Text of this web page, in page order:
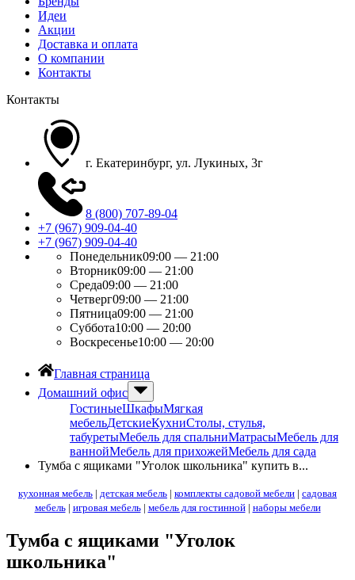
Идеи
Акции
Доставка и оплата
О компании
Контакты
Контакты
г. Екатеринбург, ул. Лукиных, 3г
8 (800) 707-89-04
+7 (967) 909-04-40
+7 (967) 909-04-40
Понедельник09:00 — 21:00
Вторник09:00 — 21:00
Среда09:00 — 21:00
Четверг09:00 — 21:00
Пятница09:00 — 21:00
Суббота10:00 — 20:00
Воскресенье10:00 — 20:00
Главная страница
Домашний офис
ГостиныеШкафыМягкая
мебельДетскиеКухниСтолы, стулья,
табуретыМебель для спальниМатрасыМебель для
ваннойМебель для прихожейМебель для сада
Тумба с ящиками "Уголок школьника" купить в...
кухонная мебель | детская мебель | комплекты садовой мебели | садовая
мебель| игровая мебель| мебель для гостинной| наборы мебели
Тумба с ящиками "Уголок
школьника"